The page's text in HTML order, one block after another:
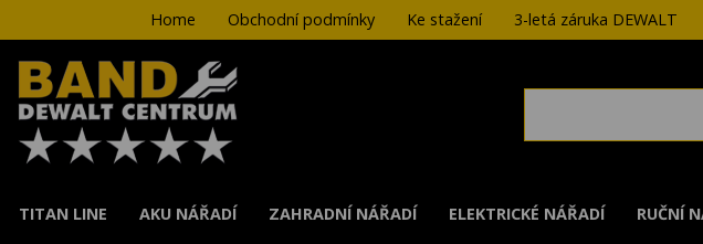
Home Obchodní podmínky Ke stažení 3-letá záruka DEWALT
TITAN LINE AKU NÁŘADÍ ZAHRADNÍ NÁŘADÍ ELEKTRICKÉ NÁŘADÍ RUČNÍ